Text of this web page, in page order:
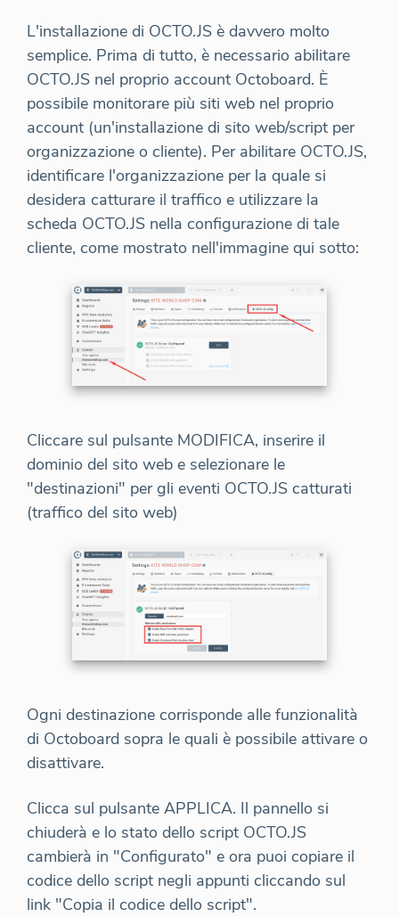
L'installazione di OCTO.JS è davvero molto
semplice. Prima di tutto, è necessario abilitare
OCTO.JS nel proprio account Octoboard. È
possibile monitorare più siti web nel proprio
account (un'installazione di sito web/script per
organizzazione o cliente). Per abilitare OCTO.JS,
identificare l'organizzazione per la quale si
desidera catturare il traffico e utilizzare la
scheda OCTO.JS nella configurazione di tale
cliente, come mostrato nell'immagine qui sotto:
Cliccare sul pulsante MODIFICA, inserire il
dominio del sito web e selezionare le
"destinazioni" per gli eventi OCTO.JS catturati
(traffico del sito web)
Ogni destinazione corrisponde alle funzionalità
di Octoboard sopra le quali è possibile attivare o
disattivare.
Clicca sul pulsante APPLICA. Il pannello si
chiuderà e lo stato dello script OCTO.JS
cambierà in "Configurato" e ora puoi copiare il
codice dello script negli appunti cliccando sul
link "Copia il codice dello script".